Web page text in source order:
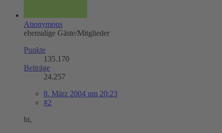
Anonymous
ehemalige Gäste/Mitglieder
Punkte
135.170
Beiträge
24.257
8. März 2004 um 20:23
#2
hi,